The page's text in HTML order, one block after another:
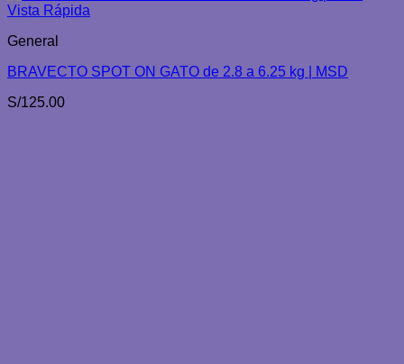
Vista Rápida
General
BRAVECTO SPOT ON GATO de 2.8 a 6.25 kg | MSD
S/125.00